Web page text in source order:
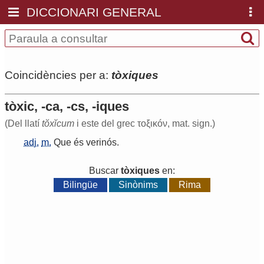
DICCIONARI GENERAL
Coincidències per a: tòxiques
tòxic, -ca, -cs, -iques
(Del llatí tŏxĭcum i este del grec τοξικóν, mat. sign.)
adj. m. Que és verinós.
Buscar tòxiques en:
Bilingüe
Sinònims Rima